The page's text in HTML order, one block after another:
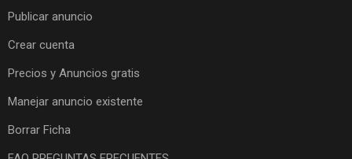
Publicar anuncio
Crear cuenta
Precios y Anuncios gratis
Manejar anuncio existente
Borrar Ficha